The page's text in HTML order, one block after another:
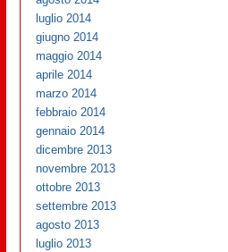
luglio 2014
giugno 2014
maggio 2014
aprile 2014
marzo 2014
febbraio 2014
gennaio 2014
dicembre 2013
novembre 2013
ottobre 2013
settembre 2013
agosto 2013
luglio 2013